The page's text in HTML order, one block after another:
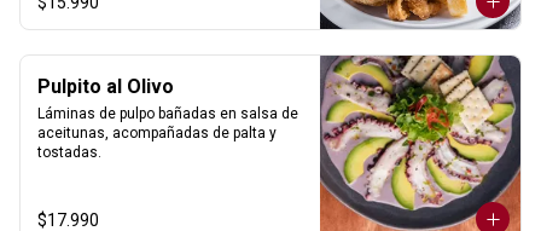
Pulpito al Olivo
Láminas de pulpo bañadas en salsa de
aceitunas, acompañadas de palta y
tostadas.
$17.990